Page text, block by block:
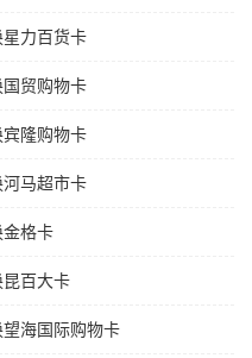
力百货卡
贸购物卡
隆购物卡
马超市卡
格卡
百大卡
海国际购物卡